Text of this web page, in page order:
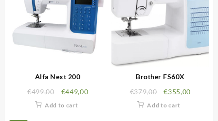
Alfa Next 200
€499,00 €449,00
Add to cart
Brother FS60X
€379,00 €355,00
Add to cart